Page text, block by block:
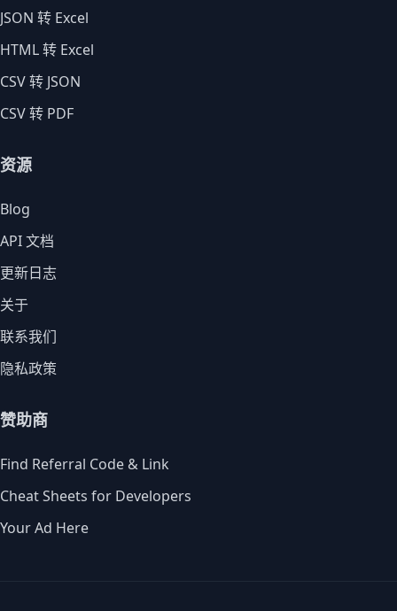
JSON 转 Excel
HTML 转 Excel
CSV 转 JSON
CSV 转 PDF
资源
Blog
API 文档
更新日志
关于
联系我们
隐私政策
赞助商
Find Referral Code & Link
Cheat Sheets for Developers
Your Ad Here